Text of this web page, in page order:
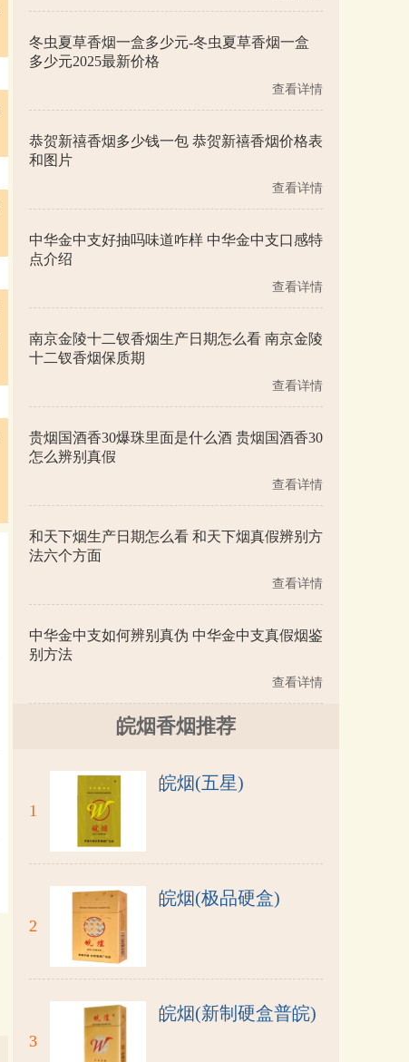
冬虫夏草香烟一盒多少元-冬虫夏草香烟一盒
多少元2025最新价格
查看详情
恭贺新禧香烟多少钱一包 恭贺新禧香烟价格表
和图片
查看详情
中华金中支好抽吗味道咋样 中华金中支口感特
点介绍
查看详情
南京金陵十二钗香烟生产日期怎么看 南京金陵
十二钗香烟保质期
查看详情
贵烟国酒香30爆珠里面是什么酒 贵烟国酒香30
怎么辨别真假
查看详情
和天下烟生产日期怎么看 和天下烟真假辨别方
法六个方面
查看详情
中华金中支如何辨别真伪 中华金中支真假烟鉴
别方法
查看详情
皖烟香烟推荐
1
皖烟(五星)
2
皖烟(极品硬盒)
3
皖烟(新制硬盒普皖)